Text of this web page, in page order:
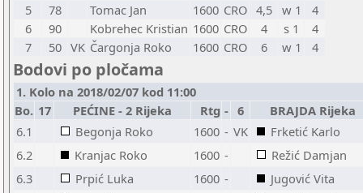
5
78 Tomac Jan 1600 CRO 4,5 w 1
4
6
90 Kobrehec Kristian 1600 CRO 4 s 1
4
7
50 VK Čargonja Roko 1600 CRO 6 w 1 4
Bodovi po pločama
1. Kolo na 2018/02/07 kod 11:00
Bo. 17 PEĆINE - 2 Rijeka Rtg - 6
BRAJDA Rijeka
6.1
Begonja Roko 1600 - VK
Frketić Karlo
6.2
Kranjac Roko 1600 -
Režić Damjan
6.3
Prpić Luka 1600 -
Jugović Vita